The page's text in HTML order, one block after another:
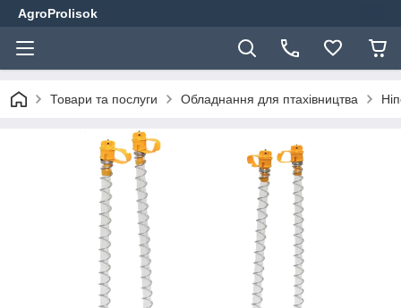
AgroProlisok
Товари та послуги Обладнання для птахівництва